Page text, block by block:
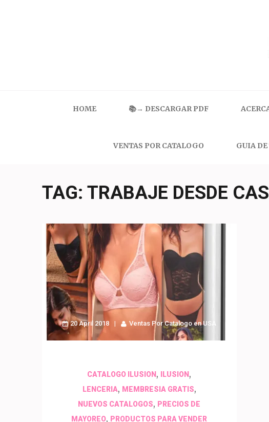
HOME 📚→ DESCARGAR PDF
VENTAS POR CATALOGO GUIA
TAG: TRABAJE DESDE
20 April 2018 Ventas Por Catalogo en USA
CATALOGO ILUSION , ILUSION ,
LENCERIA, MEMBRESIA GRATIS,
NUEVOS CATALOGOS, PRECIOS DE
MAYOREO, PRODUCTOS PARA VENDER